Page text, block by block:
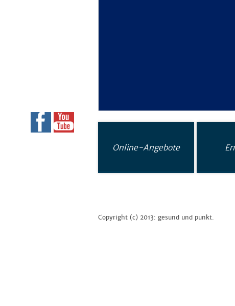
Online-Angebote
Copyright (c) 2013: gesund und punkt.